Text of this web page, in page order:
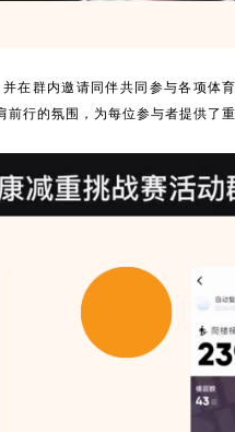
在群内邀请同伴共同参与各项体
行的氛围，为每位参与者提供了重